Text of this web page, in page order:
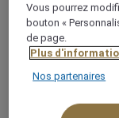
65 m²
Vue sur
2 x
Vous pourrez
bouton «
de page.
Plus
Nos partenaires